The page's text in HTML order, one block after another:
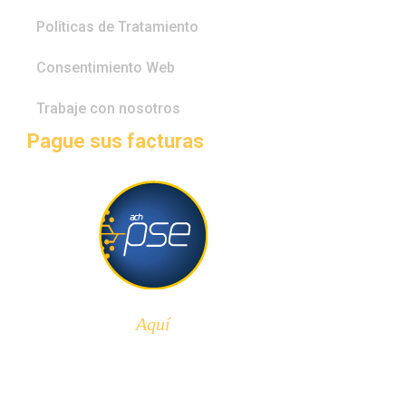
Políticas de Tratamiento
Consentimiento Web
Trabaje con nosotros
Pague sus facturas
Aquí